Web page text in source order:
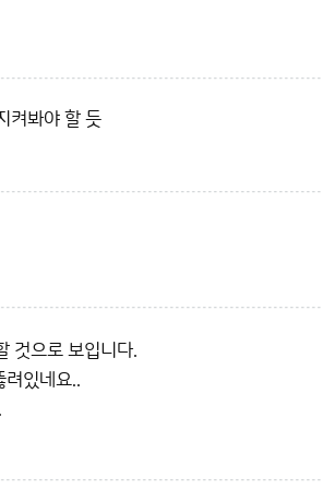
켜봐야 할 듯
것으로 보입니다.
려있네요..